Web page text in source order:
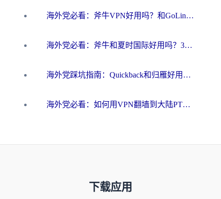
海外党必看：斧牛VPN好用吗？和GoLinkVPN对比哪个回国效果更好？
海外党必看：斧牛和夏时国际好用吗？3步选对回国加速器，无缝刷国内资源
海外党踩坑指南：Quickback和归雁好用吗？选对加速器才能无缝刷国内资源
海外党必看：如何用VPN翻墙到大陆PTT？一篇解决你所有回国加速痛点
下载应用